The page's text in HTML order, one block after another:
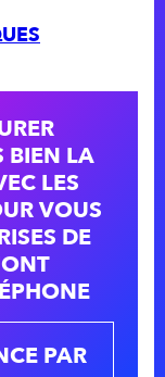
BIEN LA
LES
VOUS
DE
PAR